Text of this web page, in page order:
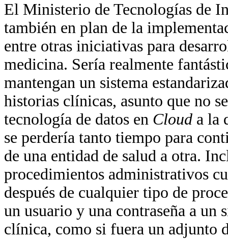
El Ministerio de Tecnologías de
también en plan de la
entre otras iniciativas para
medicina. Sería realmente
mantengan un sistema
historias clínicas, asunto que no
tecnología de datos en Cloud a la
se perdería tanto tiempo para
de una entidad de salud a otra.
procedimientos administrativos
después de cualquier tipo de
un usuario y una contraseña a un
clínica, como si fuera un adjunto